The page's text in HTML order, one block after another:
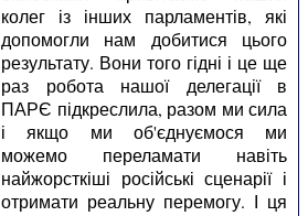
колег із інших парламентів, які
допомогли нам добитися цього
результату. Вони того гідні і це ще
раз робота нашої делегації в
ПАРЄ підкреслила, разом ми сила
і якщо ми об'єднуємося ми
можемо переламати навіть
найжорсткіші російські сценарії і
отримати реальну перемогу. І ця